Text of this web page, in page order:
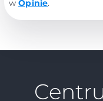
wOpinie.